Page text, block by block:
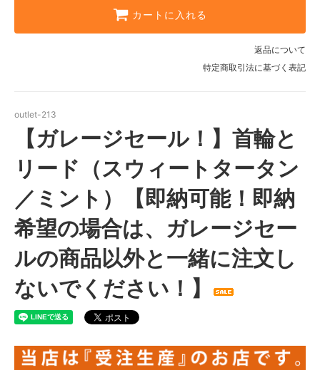
カートに入れる
返品について
特定商取引法に基づく表記
outlet-213
【ガレージセール！】首輪と
リード（スウィートタータン
／ミント）【即納可能！即納
希望の場合は、ガレージセー
ルの商品以外と一緒に注文し
ないでください！】